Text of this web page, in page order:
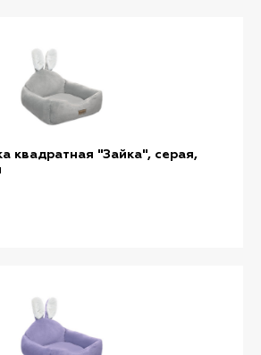
квадратная "Зайка", серая,